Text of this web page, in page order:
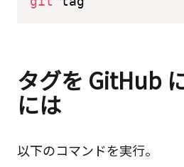
タグを GitHub
には
以下のコマンドを実行。